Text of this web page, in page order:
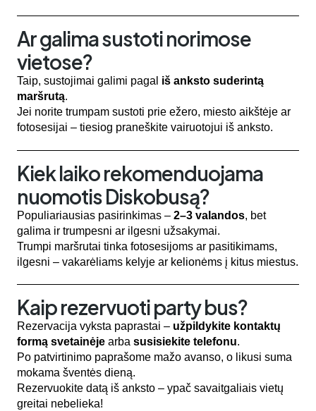
Ar galima sustoti norimose
vietose?
Taip, sustojimai galimi pagal iš anksto suderintą
maršrutą.
Jei norite trumpam sustoti prie ežero, miesto aikštėje ar
fotosesijai – tiesiog praneškite vairuotojui iš anksto.
Kiek laiko rekomenduojama
nuomotis Diskobusą?
Populiariausias pasirinkimas – 2–3 valandos, bet
galima ir trumpesni ar ilgesni užsakymai.
Trumpi maršrutai tinka fotosesijoms ar pasitikimams,
ilgesni – vakarėliams kelyje ar kelionėms į kitus miestus.
Kaip rezervuoti party bus?
Rezervacija vyksta paprastai – užpildykite kontaktų
formą svetainėje arba susisiekite telefonu.
Po patvirtinimo paprašome mažo avanso, o likusi suma
mokama šventės dieną.
Rezervuokite datą iš anksto – ypač savaitgaliais vietų
greitai nebelieka!